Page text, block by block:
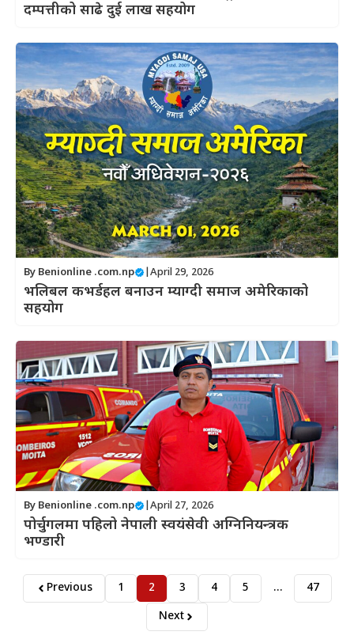
दम्पत्तीको साढे दुई लाख सहयोग
By Benionline .com.np April 29, 2026
भलिबल कभर्डहल बनाउन म्याग्दी समाज अमेरिकाको
सहयोग
By Benionline .com.np April 27, 2026
पोर्चुगलमा पहिलो नेपाली स्वयंसेवी अग्निनियन्त्रक
भण्डारी
Previous 1 2 3 4 5 …
47
Next